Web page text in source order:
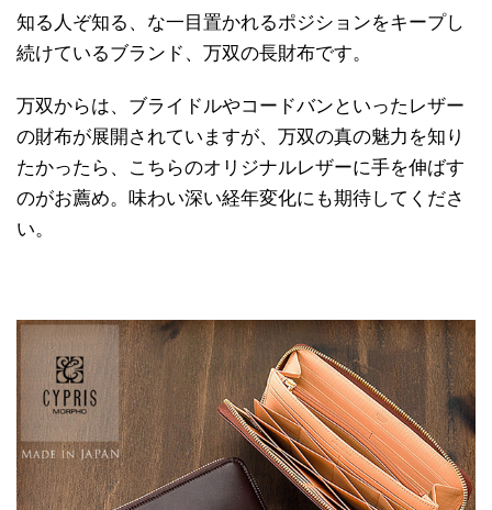
知る人ぞ知る、な一目置かれるポジションをキープし
続けているブランド、万双の長財布です。
万双からは、ブライドルやコードバンといったレザー
の財布が展開されていますが、万双の真の魅力を知り
たかったら、こちらのオリジナルレザーに手を伸ばす
のがお薦め。味わい深い経年変化にも期待してくださ
い。